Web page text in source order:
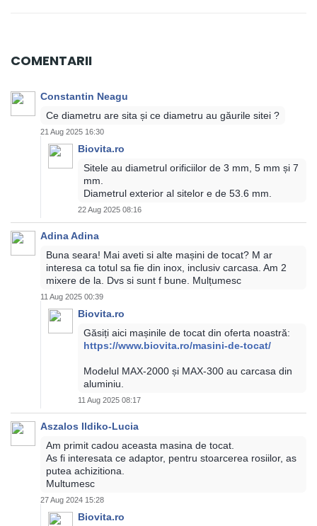
COMENTARII
Constantin Neagu
Ce diametru are sita și ce diametru au găurile sitei ?
21 Aug 2025 16:30
Biovita.ro
Sitele au diametrul orificiilor de 3 mm, 5 mm și 7
mm.
Diametrul exterior al sitelor e de 53.6 mm.
22 Aug 2025 08:16
Adina Adina
Buna seara! Mai aveti si alte mașini de tocat? M ar
interesa ca totul sa fie din inox, inclusiv carcasa. Am 2
mixere de la. Dvs si sunt f bune. Mulțumesc
11 Aug 2025 00:39
Biovita.ro
Găsiți aici mașinile de tocat din oferta noastră:
https://www.biovita.ro/masini-de-tocat/
Modelul MAX-2000 și MAX-300 au carcasa din
aluminiu.
11 Aug 2025 08:17
Aszalos Ildiko-Lucia
Am primit cadou aceasta masina de tocat.
As fi interesata ce adaptor, pentru stoarcerea rosiilor, as
putea achizitiona.
Multumesc
27 Aug 2024 15:28
Biovita.ro